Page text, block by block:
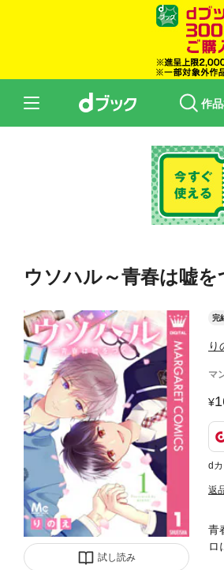
作
ウソハル～青春は嘘を
試し読み
完
り
マ
d
返
青
ロ